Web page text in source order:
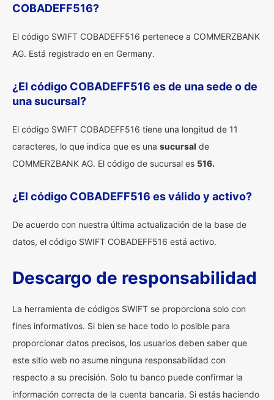
COBADEFF516?
El código SWIFT COBADEFF516 pertenece a COMMERZBANK
AG. Está registrado en en Germany.
¿El código COBADEFF516 es de una sede o de
una sucursal?
El código SWIFT COBADEFF516 tiene una longitud de 11
caracteres, lo que indica que es una sucursal de
COMMERZBANK AG. El código de sucursal es 516.
¿El código COBADEFF516 es válido y activo?
De acuerdo con nuestra última actualización de la base de
datos, el código SWIFT COBADEFF516 está activo.
Descargo de responsabilidad
La herramienta de códigos SWIFT se proporciona solo con
fines informativos. Si bien se hace todo lo posible para
proporcionar datos precisos, los usuarios deben saber que
este sitio web no asume ninguna responsabilidad con
respecto a su precisión. Solo tu banco puede confirmar la
información correcta de la cuenta bancaria. Si estás haciendo